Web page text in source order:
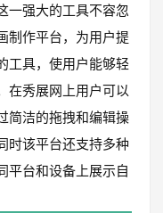
一强大的工具不容忽
制作平台，为用户提
工具，使用户能够轻
在秀展网上用户可以
简洁的拖拽和编辑操
时该平台还支持多种
平台和设备上展示自